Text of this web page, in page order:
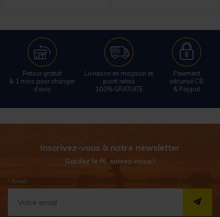
Retour gratuit
& 1 mois pour changer
d'avis
Livraison en magasin et
point relais
100% GRATUITE
Paiement
sécurisé CB
& Paypal
Inscrivez-vous à notre newsletter
Gardez le fil, suivez-nous !
* Email